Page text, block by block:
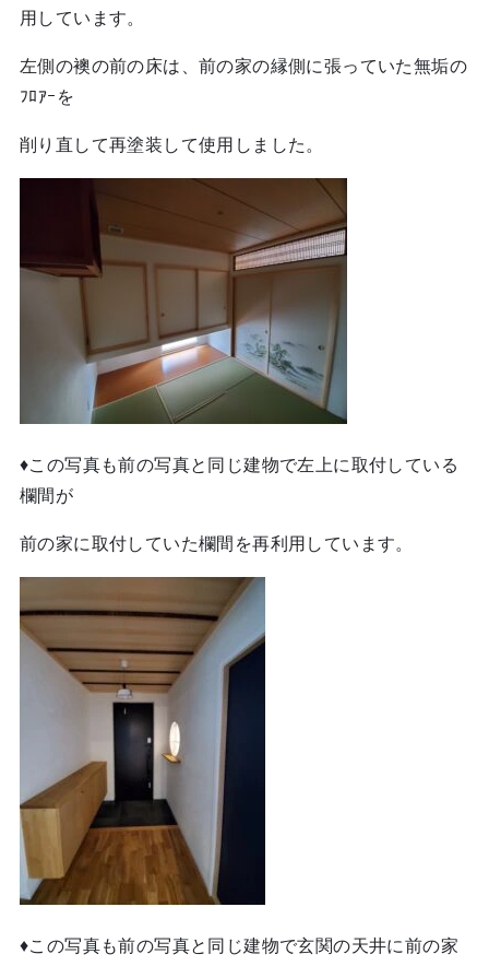
用しています。
左側の襖の前の床は、前の家の縁側に張っていた無垢の
ﾌﾛｱｰを
削り直して再塗装して使用しました。
♦この写真も前の写真と同じ建物で左上に取付している
欄間が
前の家に取付していた欄間を再利用しています。
♦この写真も前の写真と同じ建物で玄関の天井に前の家